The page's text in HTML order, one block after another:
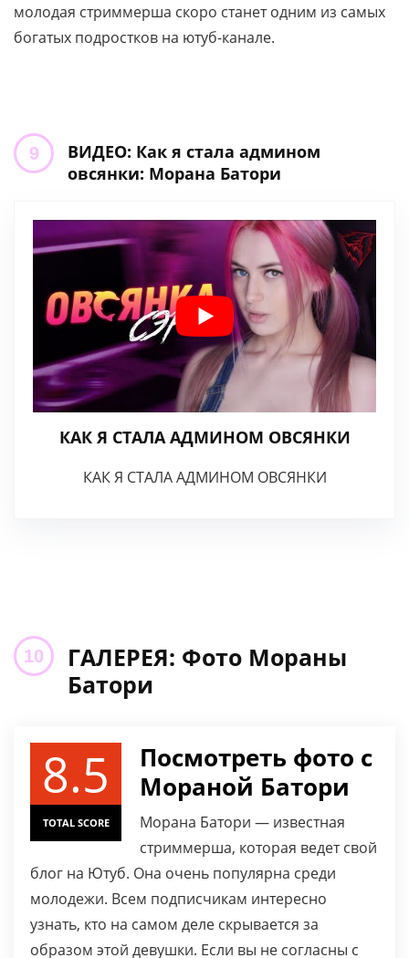
молодая стриммерша скоро станет одним из самых
богатых подростков на ютуб-канале.
ВИДЕО: Как я стала админом
овсянки: Морана Батори
КАК Я СТАЛА АДМИНОМ ОВСЯНКИ
КАК Я СТАЛА АДМИНОМ ОВСЯНКИ
ГАЛЕРЕЯ: Фото Мораны
Батори
8.5
TOTAL SCORE
Посмотреть фото с
Мораной Батори
Морана Батори — известная
стриммерша, которая ведет свой
блог на Ютуб. Она очень популярна среди
молодежи. Всем подписчикам интересно
узнать, кто на самом деле скрывается за
образом этой девушки. Если вы не согласны с